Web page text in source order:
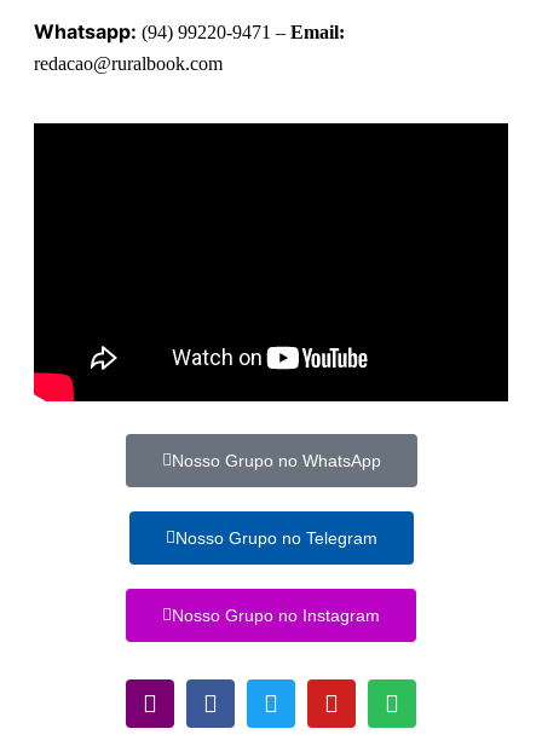
Whatsapp: (94) 99220-9471 – Email:
redacao@ruralbook.com
Nosso Grupo no WhatsApp
Nosso Grupo no Telegram
Nosso Grupo no Instagram